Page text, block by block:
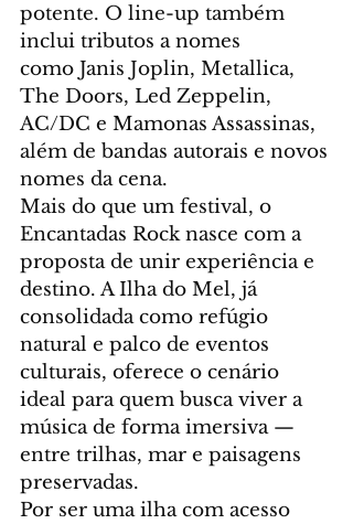
potente. O line-up também
inclui tributos a nomes
como Janis Joplin, Metallica,
The Doors, Led Zeppelin,
AC/DC e Mamonas Assassinas,
além de bandas autorais e novos
nomes da cena.
Mais do que um festival, o
Encantadas Rock nasce com a
proposta de unir experiência e
destino. A Ilha do Mel, já
consolidada como refúgio
natural e palco de eventos
culturais, oferece o cenário
ideal para quem busca viver a
música de forma imersiva —
entre trilhas, mar e paisagens
preservadas.
Por ser uma ilha com acesso